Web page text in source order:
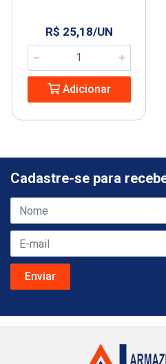
R$ 25,18/UN
Adicionar
Cadastre-se para